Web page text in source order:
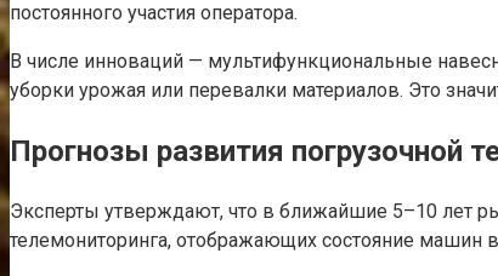
постоянного участия оператора.
В числе инноваций — мультифункциональные
уборки урожая или перевалки материалов. Это
Прогнозы развития погрузочной
Эксперты утверждают, что в ближайшие 5–10 лет
телемониторинга, отображающих состояние машин